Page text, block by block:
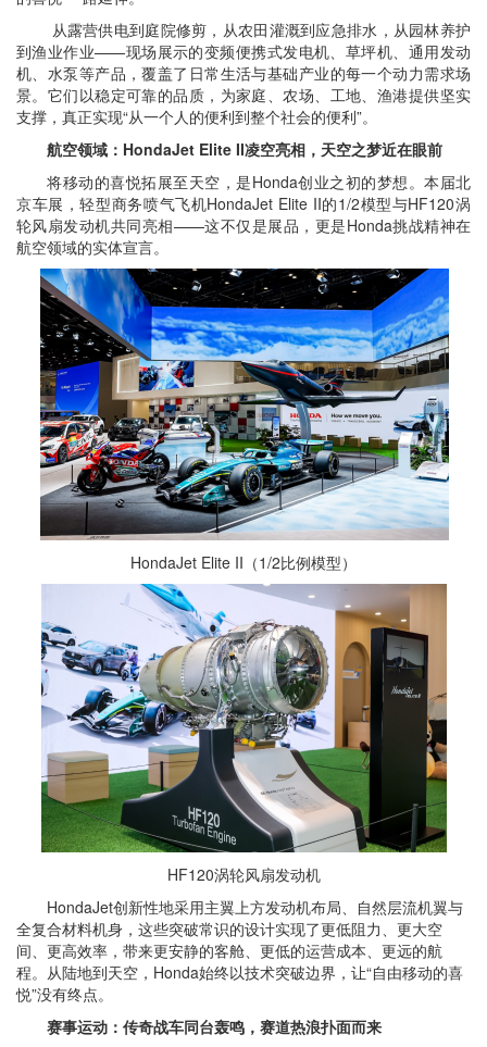
从露营供电到庭院修剪，从农田灌溉到应急排水，从园林养护
到渔业作业——现场展示的变频便携式发电机、草坪机、通用发动
机、水泵等产品，覆盖了日常生活与基础产业的每一个动力需求场
景。它们以稳定可靠的品质，为家庭、农场、工地、渔港提供坚实
支撑，真正实现“从一个人的便利到整个社会的便利”。
航空领域：HondaJet Elite II凌空亮相，天空之梦近在眼前
将移动的喜悦拓展至天空，是Honda创业之初的梦想。本届北
京车展，轻型商务喷气飞机HondaJet Elite II的1/2模型与HF120涡
轮风扇发动机共同亮相——这不仅是展品，更是Honda挑战精神在
航空领域的实体宣言。
HondaJet Elite II（1/2比例模型）
HF120涡轮风扇发动机
HondaJet创新性地采用主翼上方发动机布局、自然层流机翼与
全复合材料机身，这些突破常识的设计实现了更低阻力、更大空
间、更高效率，带来更安静的客舱、更低的运营成本、更远的航
程。从陆地到天空，Honda始终以技术突破边界，让“自由移动的喜
悦”没有终点。
赛事运动：传奇战车同台轰鸣，赛道热浪扑面而来